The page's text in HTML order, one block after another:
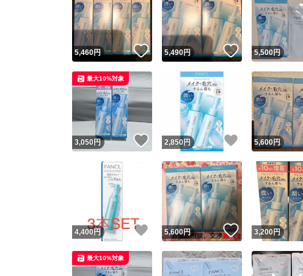
5,460円 いいね！
5,490円 いいね！
5,500円
3,050円 いいね！
最大10%対象
2,850円 いいね！
5,600円
4,400 円 いいね！
5,600円 いいね！
3,200円
最大10%対象